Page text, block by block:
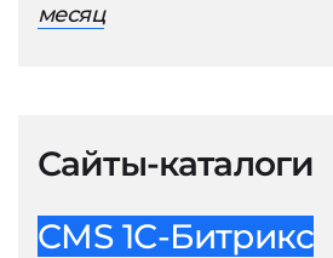
месяц
Сайты-каталоги
CMS 1С-Битрикс